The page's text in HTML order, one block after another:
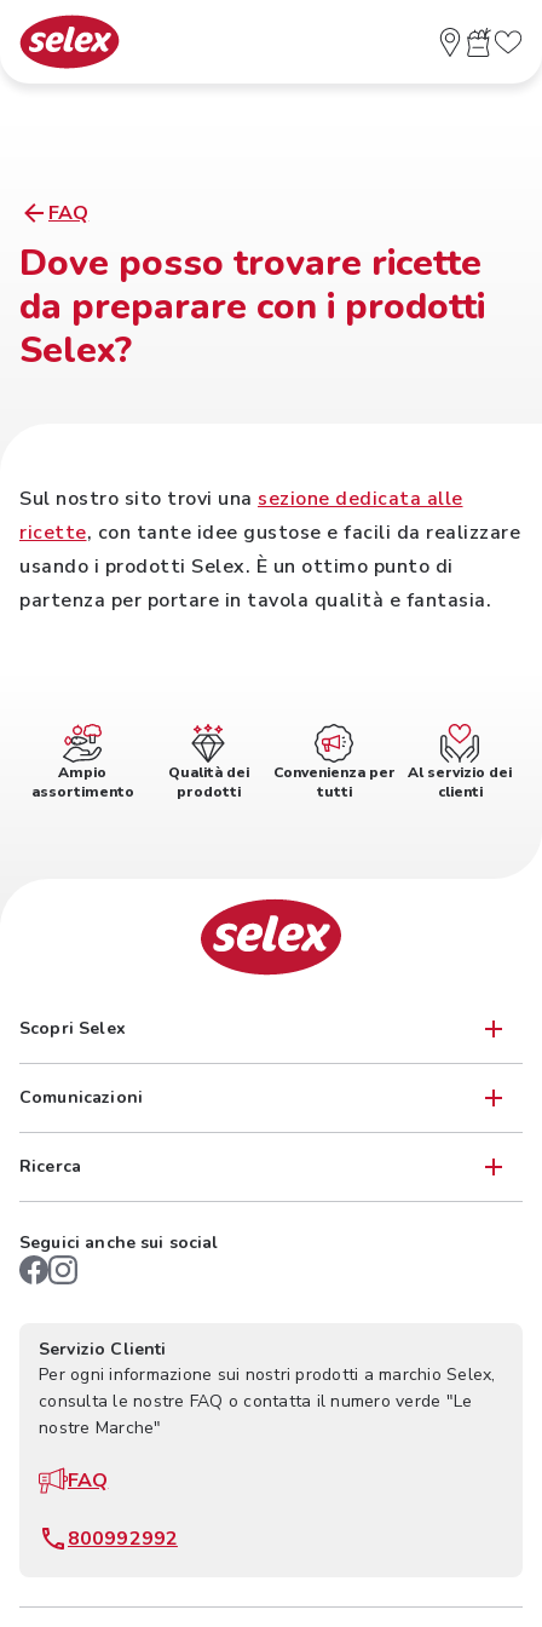
FAQ
Dove posso trovare ricette
da preparare con i prodotti
Selex?
Sul nostro sito trovi una sezione dedicata alle
ricette, con tante idee gustose e facili da realizzare
usando i prodotti Selex. È un ottimo punto di
partenza per portare in tavola qualità e fantasia.
Ampio
assortimento
Qualità dei
prodotti
Convenienza per
tutti
Al servizio dei
clienti
Scopri Selex
Comunicazioni
Ricerca
Seguici anche sui social
Servizio Clienti
Per ogni informazione sui nostri prodotti a marchio Selex,
consulta le nostre FAQ o contatta il numero verde "Le
nostre Marche"
FAQ
800992992